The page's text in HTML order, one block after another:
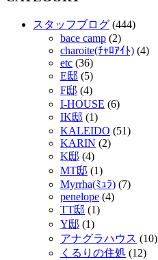
スタッフブログ (444)
bace camp (2)
charoite(ﾁｬﾛｱｲﾄ) (4)
etc (36)
E邸 (5)
F邸 (4)
I-HOUSE (6)
IK邸 (1)
KALEIDO (51)
KARIN (2)
K邸 (4)
MT邸 (1)
Myrrha(ﾐｭﾗ) (7)
penelope (4)
TT邸 (1)
Y邸 (1)
アナグラハウス (10)
くるりの住処 (12)